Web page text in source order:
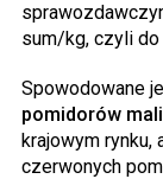
sum/kg, czyli do
Spowodowane
pomidorów
krajowym rynku,
czerwonych